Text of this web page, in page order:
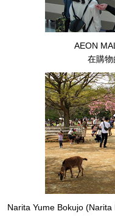
AEON
在購物
Narita Yume Bokujo